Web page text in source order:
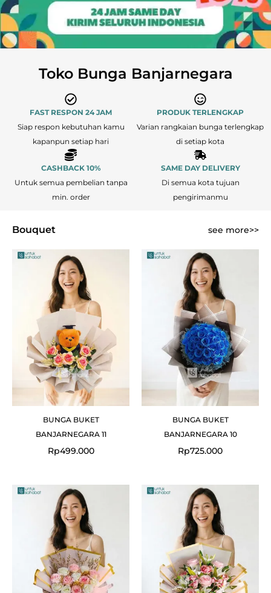
Toko Bunga Banjarnegara
FAST RESPON 24 JAM
Siap respon kebutuhan kamu
kapanpun setiap hari
PRODUK TERLENGKAP
Varian rangkaian bunga terlengkap
di setiap kota
CASHBACK 10%
Untuk semua pembelian tanpa
min. order
SAME DAY DELIVERY
Di semua kota tujuan
pengirimanmu
Bouquet see more>>
BUNGA BUKET
BANJARNEGARA 11
Rp499.000
BUNGA BUKET
BANJARNEGARA 10
Rp725.000